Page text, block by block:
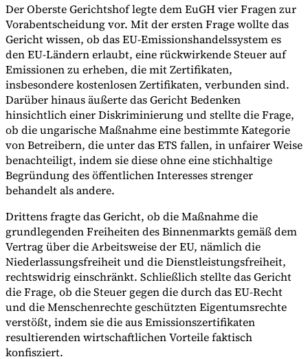
Der Oberste Gerichtshof legte dem EuGH vier Fragen zur
Vorabentscheidung vor. Mit der ersten Frage wollte das
Gericht wissen, ob das EU-Emissionshandelssystem es
den EU-Ländern erlaubt, eine rückwirkende Steuer auf
Emissionen zu erheben, die mit Zertifikaten,
insbesondere kostenlosen Zertifikaten, verbunden sind.
Darüber hinaus äußerte das Gericht Bedenken
hinsichtlich einer Diskriminierung und stellte die Frage,
ob die ungarische Maßnahme eine bestimmte Kategorie
von Betreibern, die unter das ETS fallen, in unfairer Weise
benachteiligt, indem sie diese ohne eine stichhaltige
Begründung des öffentlichen Interesses strenger
behandelt als andere.
Drittens fragte das Gericht, ob die Maßnahme die
grundlegenden Freiheiten des Binnenmarkts gemäß dem
Vertrag über die Arbeitsweise der EU, nämlich die
Niederlassungsfreiheit und die Dienstleistungsfreiheit,
rechtswidrig einschränkt. Schließlich stellte das Gericht
die Frage, ob die Steuer gegen die durch das EU-Recht
und die Menschenrechte geschützten Eigentumsrechte
verstößt, indem sie die aus Emissionszertifikaten
resultierenden wirtschaftlichen Vorteile faktisch
konfisziert.